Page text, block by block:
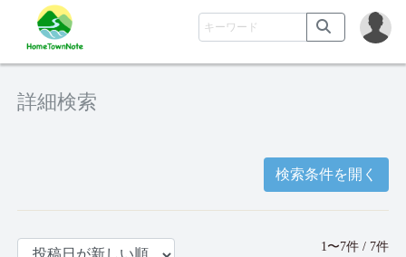
詳細検索
検索条件を開く
1〜7件 / 7件